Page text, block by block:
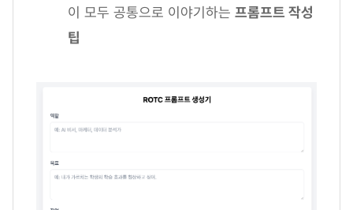
이 모두 공통으로 이야기하는 프롬프트 작성
팁